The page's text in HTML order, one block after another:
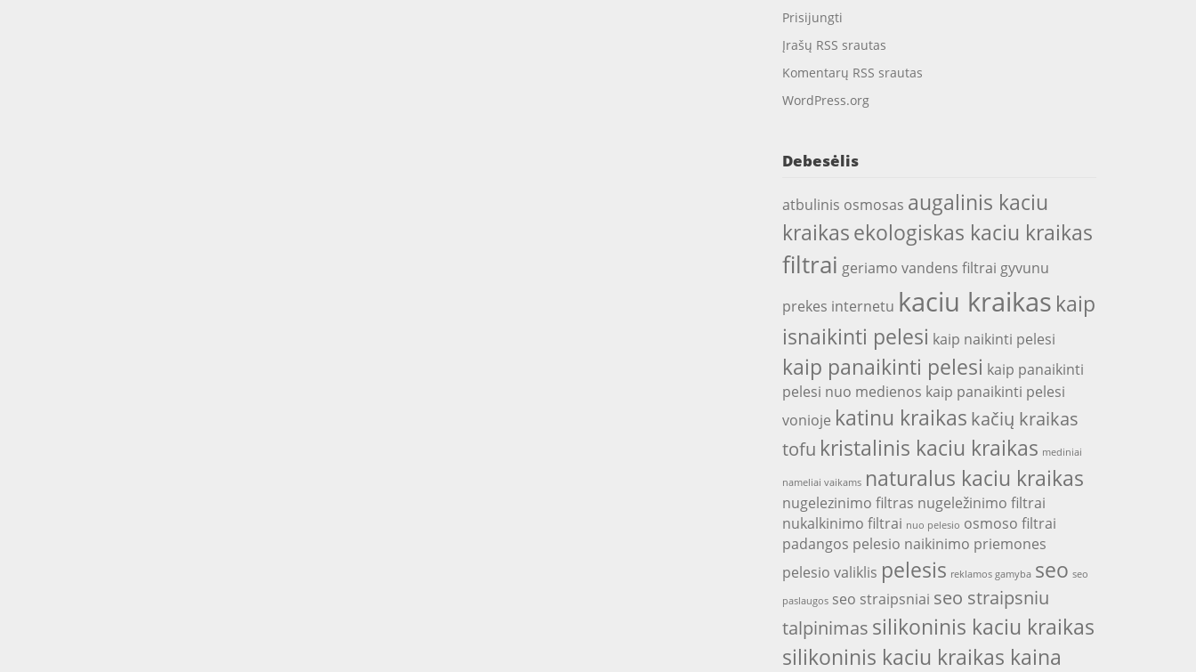
Prisijungti
Įrašų RSS srautas
Komentarų RSS srautas
WordPress.org
Debesėlis
atbulinis osmosas augalinis kaciu
kraikasekologiskas kaciu kraikas
filtrai geriamo vandens filtrai gyvunu
prekes internetu kaciu kraikas kaip
isnaikinti pelesi kaip naikinti pelesi
kaip panaikinti pelesi kaip panaikinti
pelesi nuo medienos kaip panaikinti pelesi
vonioje katinu kraikas kačių kraikas
tofu kristalinis kaciu kraikas mediniai
nameliai vaikams naturalus kaciu kraikas
nugelezinimo filtras nugeležinimo filtrai
nukalkinimo filtrai nuo pelesio osmoso filtrai
padangos pelesio naikinimo priemones
pelesio valiklis pelesis reklamos gamyba seo seo
paslaugos seo straipsniai seo straipsniu
talpinimas silikoninis kaciu kraikas
silikoninis kaciu kraikas kaina